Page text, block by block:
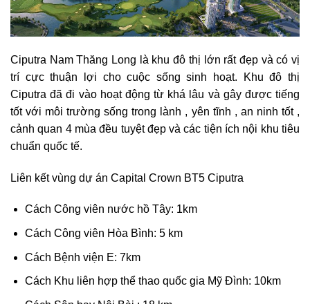
Ciputra Nam Thăng Long là khu đô thị lớn rất đẹp và có vị
trí cực thuận lợi cho cuộc sống sinh hoạt. Khu đô thị
Ciputra đã đi vào hoạt động từ khá lâu và gây được tiếng
tốt với môi trường sống trong lành , yên tĩnh , an ninh tốt ,
cảnh quan 4 mùa đều tuyệt đẹp và các tiện ích nội khu tiêu
chuẩn quốc tế.
Liên kết vùng dự án Capital Crown BT5 Ciputra
Cách Công viên nước hồ Tây: 1km
Cách Công viên Hòa Bình: 5 km
Cách Bệnh viện E: 7km
Cách Khu liên hợp thể thao quốc gia Mỹ Đình: 10km